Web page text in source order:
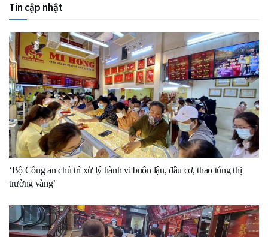
Tin cập nhật
‘Bộ Công an chủ trì xử lý hành vi buôn lậu, đầu cơ, thao túng thị
trường vàng’